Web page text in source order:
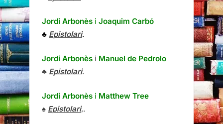
Jordi Arbonès i Joaquim Carbó
♣ Epistolari.
Jordi Arbonès i Manuel de Pedrolo
♣ Epistolari.
Jordi Arbonès i Matthew Tree
♠ Epistolari,.